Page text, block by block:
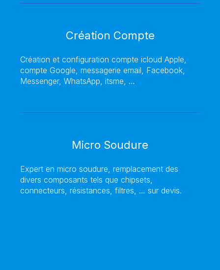
Création Compte
Création et configuration compte icloud Apple,
compte Google, messagerie email, Facebook,
Messenger, WhatsApp, itsme, …
Micro Soudure
Expert en micro soudure, remplacement des
divers composants tels que chipsets,
connecteurs, résistances, filtres, … sur devis.